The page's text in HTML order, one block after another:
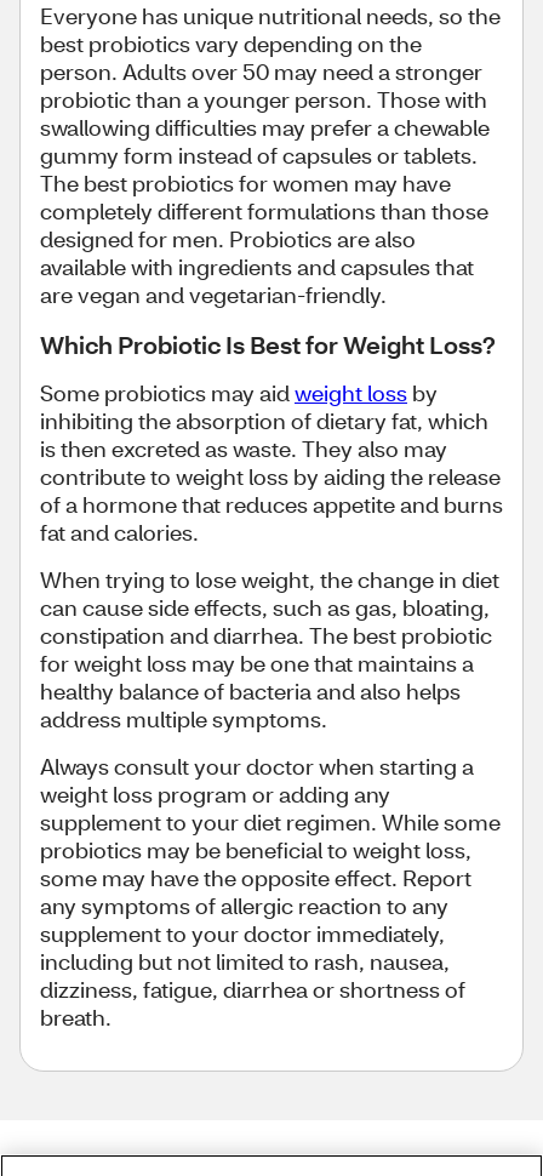
Everyone has unique nutritional needs, so the
best probiotics vary depending on the
person. Adults over 50 may need a stronger
probiotic than a younger person. Those with
swallowing difficulties may prefer a chewable
gummy form instead of capsules or tablets.
The best probiotics for women may have
completely different formulations than those
designed for men. Probiotics are also
available with ingredients and capsules that
are vegan and vegetarian-friendly.
Which Probiotic Is Best for Weight Loss?
Some probiotics may aidweight loss by
inhibiting the absorption of dietary fat, which
is then excreted as waste. They also may
contribute to weight loss by aiding the release
of a hormone that reduces appetite and burns
fat and calories.
When trying to lose weight, the change in diet
can cause side effects, such as gas, bloating,
constipation and diarrhea. The best probiotic
for weight loss may be one that maintains a
healthy balance of bacteria and also helps
address multiple symptoms.
Always consult your doctor when starting a
weight loss program or adding any
supplement to your diet regimen. While some
probiotics may be beneficial to weight loss,
some may have the opposite effect. Report
any symptoms of allergic reaction to any
supplement to your doctor immediately,
including but not limited to rash, nausea,
dizziness, fatigue, diarrhea or shortness of
breath.